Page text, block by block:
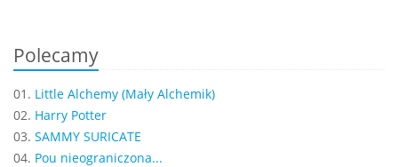
Polecamy
01. Little Alchemy (Mały Alchemik)
02. Harry Potter
03. SAMMY SURICATE
04. Pou nieograniczona...